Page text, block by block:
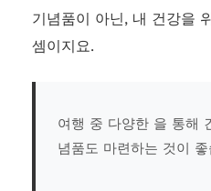
기념품이 아닌, 내 건강을
셈이지요.
여행 중 다양한 을 통해
념품도 마련하는 것이 좋